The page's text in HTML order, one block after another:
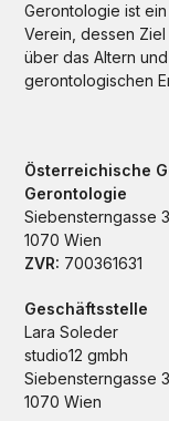
Gerontologie ist
Verein, dessen
über das Altern
gerontologischen
Österreichische
Gerontologie
Siebensterngasse
1070 Wien
ZVR: 700361631
Geschäftsstelle
Lara Soleder
studio12 gmbh
Siebensterngasse
1070 Wien